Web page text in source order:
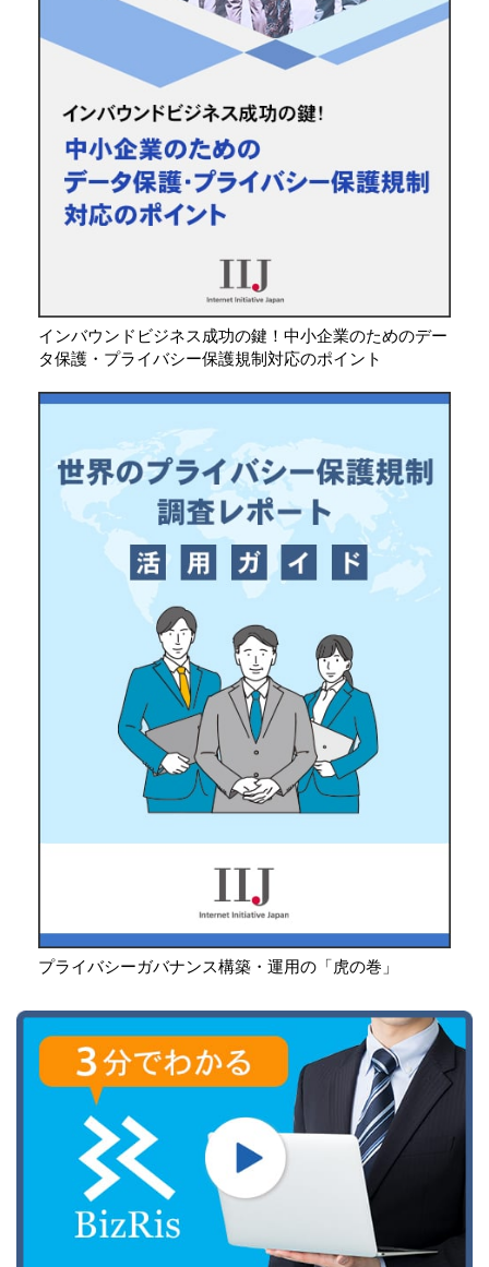
インバウンドビジネス成功の鍵！中小企業のためのデー
タ保護・プライバシー保護規制対応のポイント
プライバシーガバナンス構築・運用の「虎の巻」